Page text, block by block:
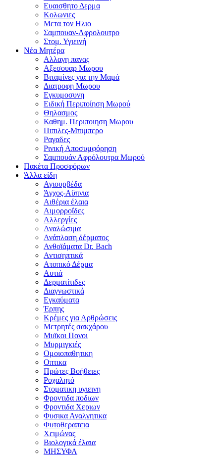
Ευαισθητο Δερμα
Κολωνιες
Μετα τον Ηλιο
Σαμπουαν-Αφρολουτρο
Στομ. Υγιεινή
Νέα Μητέρα
Αλλαγη πανας
Αξεσουαρ Μωρου
Βιταμίνες για την Μαμά
Διατροφη Μωρου
Εγκυμοσυνη
Ειδική Περιποίηση Μωρού
Θηλασμος
Καθημ. Περιποιηση Μωρου
Πιπιλες-Μπιμπερο
Ραγαδες
Ρινική Αποσυμφόρηση
Σαμπουάν Αφρόλουτρα Μωρού
Πακέτα Προσφόρων
Άλλα είδη
Αγιουρβέδα
Άγχος-Αϋπνια
Αιθέρια έλαια
Αιμορροΐδες
Αλλεργίες
Αναλώσιμα
Ανάπλαση δέρματος
Ανθοϊάματα Dr. Bach
Αντισηπτικά
Ατοπικό Δέρμα
Αυτιά
Δερματίτιδες
Διαγνωστικά
Εγκαύματα
Έρπης
Κρέμες για Αρθρώσεις
Μετρητές σακχάρου
Μυϊκοι Πονοι
Μυρμιγκιές
Ομοιοπαθητικη
Οπτικα
Πρώτες Βοήθειες
Ροχαλητό
Στοματικη υγιεινη
Φροντιδα ποδιων
Φροντιδα Χεριων
Φυσικα Αναλγητικα
Φυτοθεραπεια
Χειμώνας
Βιολογικά έλαια
ΜΗΣΥΦΑ